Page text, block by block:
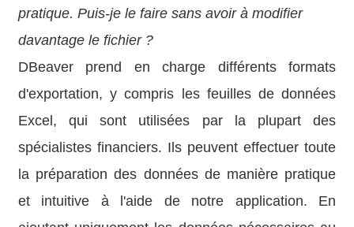
pratique. Puis-je le faire sans avoir à modifier
davantage le fichier ?
DBeaver prend en charge différents formats
d'exportation, y compris les feuilles de données
Excel, qui sont utilisées par la plupart des
spécialistes financiers. Ils peuvent effectuer toute
la préparation des données de manière pratique
et intuitive à l'aide de notre application. En